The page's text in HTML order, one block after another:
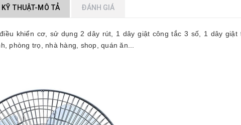
KỸ THUẬT-MÔ TẢ ĐÁNH GIÁ
khiển cơ, sử dụng 2 dây rút, 1 dây giật công tắc 3 số, 1 dây giật
phòng trọ, nhà hàng, shop, quán ăn...